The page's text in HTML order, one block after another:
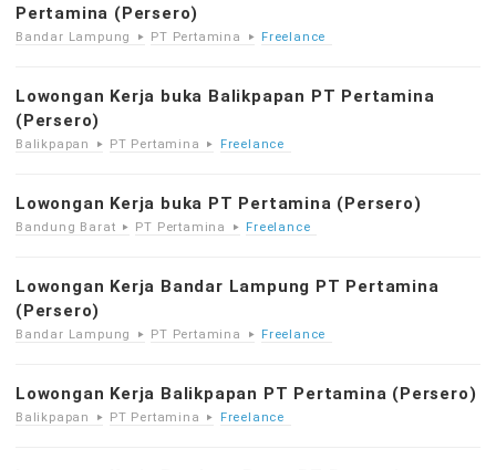
Pertamina (Persero)
Bandar Lampung PT Pertamina Freelance
Lowongan Kerja buka Balikpapan PT Pertamina
(Persero)
Balikpapan PT Pertamina Freelance
Lowongan Kerja buka PT Pertamina (Persero)
Bandung Barat PT Pertamina Freelance
Lowongan Kerja Bandar Lampung PT Pertamina
(Persero)
Bandar Lampung PT Pertamina Freelance
Lowongan Kerja Balikpapan PT Pertamina (Persero)
Balikpapan PT Pertamina Freelance